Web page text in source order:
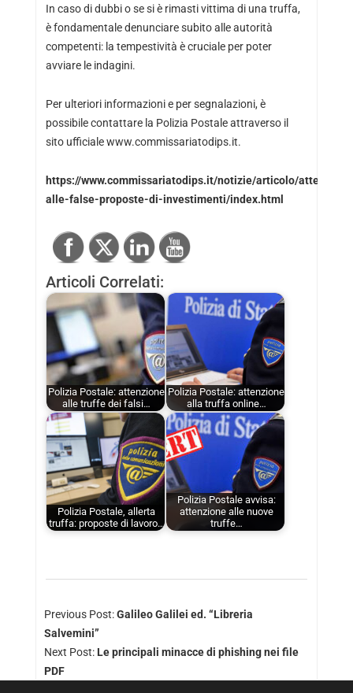
In caso di dubbi o se si è rimasti vittima di una truffa,
è fondamentale denunciare subito alle autorità
competenti: la tempestività è cruciale per poter
avviare le indagini.
Per ulteriori informazioni e per segnalazioni, è
possibile contattare la Polizia Postale attraverso il
sito ufficiale www.commissariatodips.it.
https://www.commissariatodips.it/notizie/articolo/
alle-false-proposte-di-investimenti/index.html
Articoli Correlati:
Polizia Postale: attenzione
alle truffe dei falsi…
Polizia Postale: attenzione
alla truffa online…
Polizia Postale, allerta
truffa: proposte di lavoro…
Polizia Postale avvisa:
attenzione alle nuove
truffe…
Previous Post:Galileo Galilei ed. “Libreria
Salvemini”
Next Post: Le principali minacce di phishing nei file
PDF